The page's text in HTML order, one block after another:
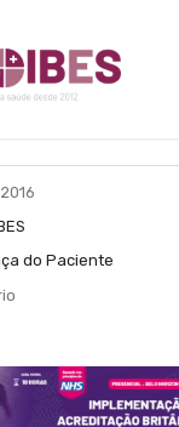
do Paciente